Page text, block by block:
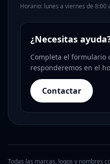
Horario: lunes a viernes de 8:00
¿Necesitas
Completa el formulario
responderemos en el
Contactar
Todas las marcas, logos y nombres